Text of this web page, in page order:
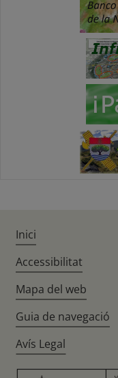
Inici
Accessibilitat
Mapa del web
Guia de navegació
Avís Legal